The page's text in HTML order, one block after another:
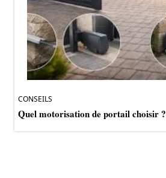
CONSEILS
Quel motorisation de portail choisir ?